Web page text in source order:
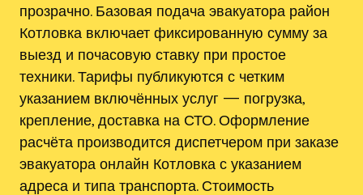
прозрачно. Базовая подача эвакуатора район
Котловка включает фиксированную сумму за
выезд и почасовую ставку при простое
техники. Тарифы публикуются с четким
указанием включённых услуг — погрузка,
крепление, доставка на СТО. Оформление
расчёта производится диспетчером при заказе
эвакуатора онлайн Котловка с указанием
адреса и типа транспорта. Стоимость